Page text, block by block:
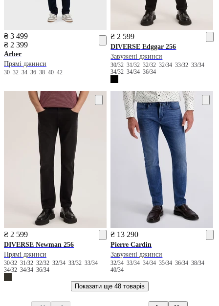
₴ 3 499
₴ 2 399
Arber
Прямі джинси
30 32 34 36 38 40 42
₴ 2 599
DIVERSE Edggar 256
Завужені джинси
30/3231/3232/3232/3433/3233/34
34/3234/3436/34
₴ 2 599
DIVERSE Newman 256
Прямі джинси
30/32 31/32 32/32 32/34 33/32 33/34
34/32 34/34 36/34
₴ 13 290
Pierre Cardin
Завужені джинси
32/3433/3434/3435/3436/3438/34
40/34
Показати ще 48 товарів